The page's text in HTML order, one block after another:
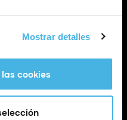
Mostrar detalles
cookies
València (España)